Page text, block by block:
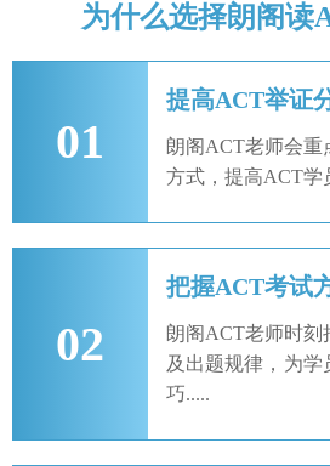
为什么选择朗阁读
01
提高ACT举证
朗阁ACT老师会
方式，提高ACT学
02
把握ACT考试
朗阁ACT老师时
及出题规律，为
巧.....